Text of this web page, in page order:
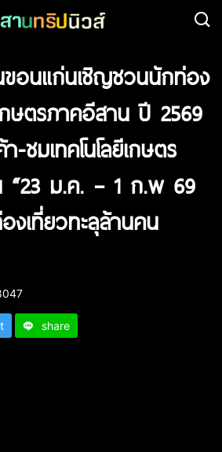
อนแก่นเชิญชวนนักท่อง
ษตรภาคอีสาน ปี 2569
-ชมเทคโนโลยีเกษตร
“23 ม.ค. – 1 ก.พ 69
งเที่ยวทะลุล้านคน
share